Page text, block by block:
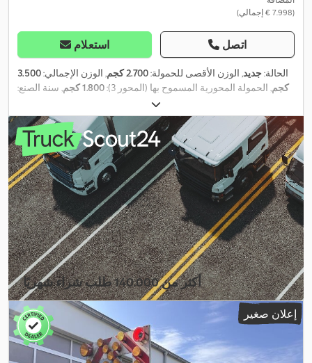
(‏7.998 € إجمالي)
استعلام اتصل
الحالة:جديد, الوزن الأقصى للحمولة:2.700 كجم , الوزن الإجمالي:3.500
كجم, الحمولة المحورية المسموح بها (المحور 3): 1.800 كجم
, سنة الصنع:
أكثر من 140.000 طلب شراء شهريًا
إعلان صغير